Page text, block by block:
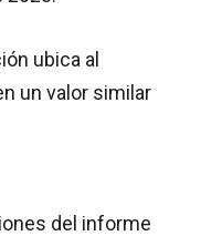
ubica al
un valor similar
del informe